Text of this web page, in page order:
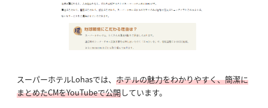
スーパーホテルLohasでは、 ホテルの魅力をわかりやすく、簡潔に
まとめたCMをYouTubeで公開しています。